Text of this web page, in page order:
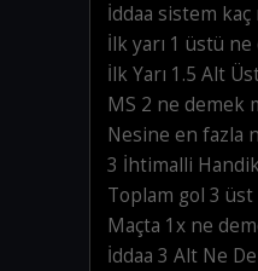
İddaa sistem kaç
İlk yarı 1 üstü ne
İlk Yarı 1.5 Alt
MS 2 ne demek
Nesine en fazla
3 İhtimalli
Toplam gol 3
Maçta 1x ne
İddaa 3 Alt Ne